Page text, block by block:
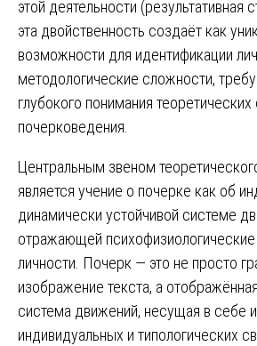
этой деятельности (результативная
эта двойственность создаёт как
возможности для идентификации
методологические сложности,
глубокого понимания теоретических
почерковедения.
Центральным звеном
является учение о почерке как об
динамически устойчивой системе
отражающей
личности. Почерк — это не просто
изображение текста, а
система движений, несущая в себе
индивидуальных и типологических